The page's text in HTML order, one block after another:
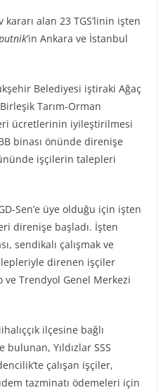
kararı alan 23 TGS’linin işten
’in Ankara ve İstanbul
Belediyesi iştiraki Ağaç
Birleşik Tarım-Orman
ücretlerinin iyileştirilmesi
binası önünde direnişe
işçilerin talepleri
Sen’e üye olduğu için işten
direnişe başladı. İşten
sendikalı çalışmak ve
direnen işçiler
Trendyol Genel Merkezi
ilçesine bağlı
bulunan, Yıldızlar SSS
çalışan işçiler,
tazminatı ödemeleri için